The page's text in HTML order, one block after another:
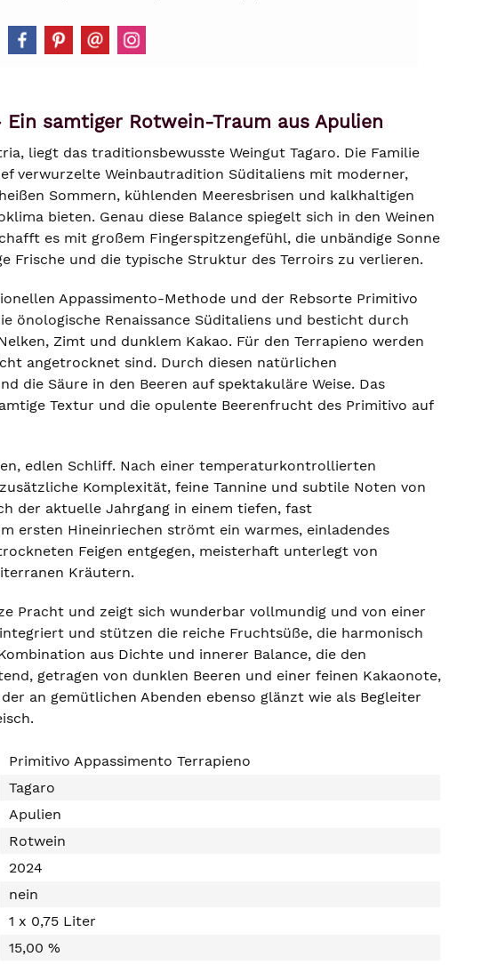
samtiger Rotwein-Traum aus Apulien
liegt das traditionsbewusste Weingut Tagaro. Die Familie
verwurzelte Weinbautradition Süditaliens mit moderner,
Sommern, kühlenden Meeresbrisen und kalkhaltigen
bieten. Genau diese Balance spiegelt sich in den Weinen
es mit großem Fingerspitzengefühl, die unbändige Sonne
Frische und die typische Struktur des Terroirs zu verlieren.
Appassimento-Methode und der Rebsorte Primitivo
önologische Renaissance Süditaliens und besticht durch
Zimt und dunklem Kakao. Für den Terrapieno werden
angetrocknet sind. Durch diesen natürlichen
die Säure in den Beeren auf spektakuläre Weise. Das
Textur und die opulente Beerenfrucht des Primitivo auf
edlen Schliff. Nach einer temperaturkontrollierten
Komplexität, feine Tannine und subtile Noten von
der aktuelle Jahrgang in einem tiefen, fast
ersten Hineinriechen strömt ein warmes, einladendes
Feigen entgegen, meisterhaft unterlegt von
Kräutern.
Pracht und zeigt sich wunderbar vollmundig und von einer
und stützen die reiche Fruchtsüße, die harmonisch
aus Dichte und innerer Balance, die den
getragen von dunklen Beeren und einer feinen Kakaonote,
an gemütlichen Abenden ebenso glänzt wie als Begleiter
Primitivo Appassimento Terrapieno
Tagaro
Apulien
Rotwein
2024
nein
1 x 0,75 Liter
15,00 %